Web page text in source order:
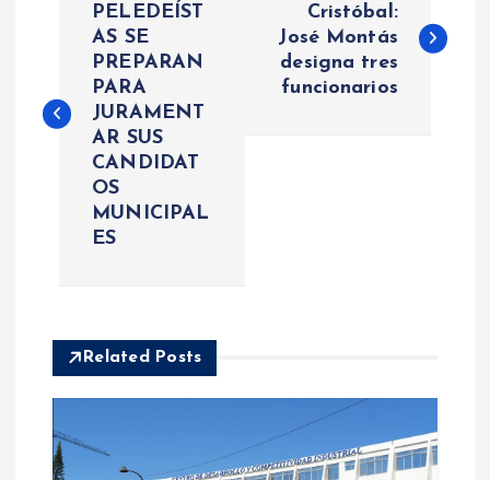
e
ó
n
PELEDEÍST
AS SE
PREPARAN
PARA
JURAMENT
AR SUS
CANDIDAT
OS
MUNICIPAL
ES
Cristóbal:
José Montás
designa tres
funcionarios
Related Posts